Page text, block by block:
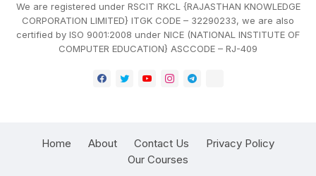
We are registered under RSCIT RKCL {RAJASTHAN KNOWLEDGE
CORPORATION LIMITED} ITGK CODE – 32290233, we are also
certified by ISO 9001:2008 under NICE (NATIONAL INSTITUTE OF
COMPUTER EDUCATION} ASCCODE – RJ-409
Home About Contact Us
Privacy Policy
Our Courses